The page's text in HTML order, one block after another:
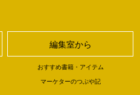
編集室から
おすすめ書籍・アイテム
マーケターのつぶや記